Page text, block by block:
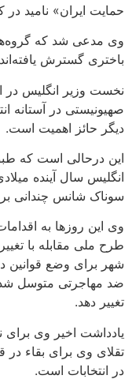
حمایت ایران» نامید در
وی مدعی شد که
باختری گسترش
نخست وزیر انگلیس در
صهیونیستی در آستانه
دیگر حائز اهمیت است.
این درحالی است که
انگلیس سال آینده
سوناک شانس چندانی
وی این روزها به
طرح ملی مقابله با
شهر برای وضع قوانین
ضد مهاجرتی متوسل
تغییر دهد.
یادداشت اخیر وی برای
تقلای وی برای بقاء
در انتخابات است.